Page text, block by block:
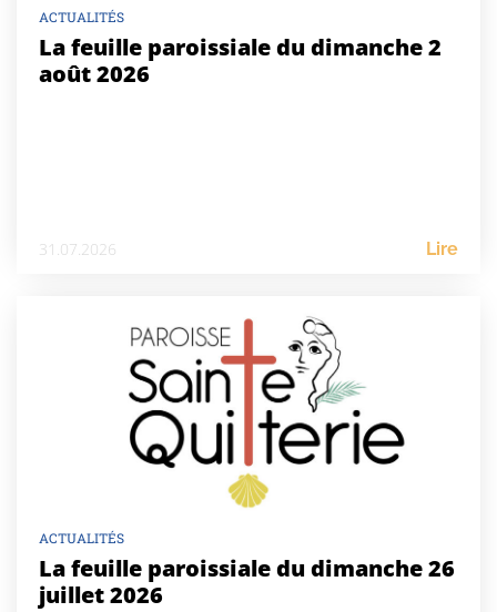
ACTUALITÉS
La feuille paroissiale du dimanche 2
août 2026
31.07.2026 Lire
ACTUALITÉS
La feuille paroissiale du dimanche 26
juillet 2026